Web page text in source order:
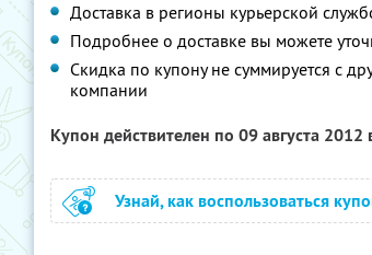
Доставка в регионы курьерской
Подробнее о доставке вы можете
Скидка по купону не суммируется с
компании
Купон действителен по 09 августа 2012
Узнай, как воспользоваться